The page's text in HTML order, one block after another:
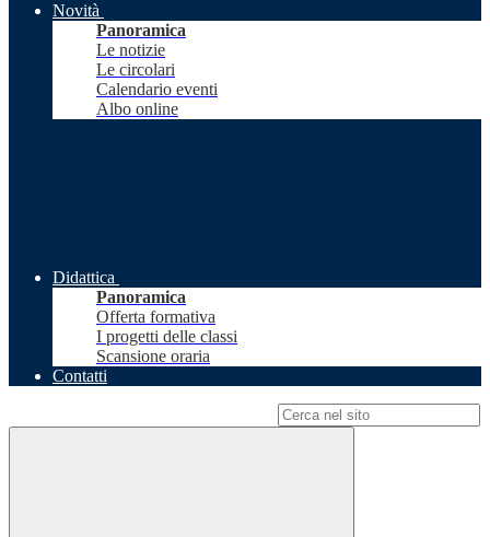
Novità
Panoramica
Le notizie
Le circolari
Calendario eventi
Albo online
Didattica
Panoramica
Offerta formativa
I progetti delle classi
Scansione oraria
Contatti